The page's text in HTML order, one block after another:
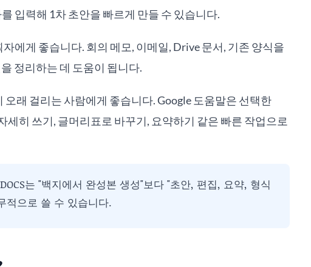
입력해 1차 초안을 빠르게 만들 수 있습니다.
에게 좋습니다. 회의 메모, 이메일, Drive 문서, 기존 양식을
정리하는 데 도움이 됩니다.
래 걸리는 사람에게 좋습니다. Google 도움말은 선택한
세히 쓰기, 글머리표로 바꾸기, 요약하기 같은 빠른 작업으로
는 "백지에서 완성본 생성"보다 "초안, 편집, 요약, 형식
적으로 쓸 수 있습니다.